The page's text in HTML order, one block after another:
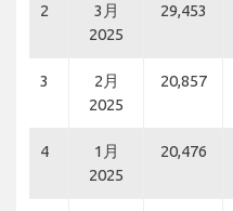
2
3月
2025
29,453
3
2月
2025
20,857
4
1月
2025
20,476